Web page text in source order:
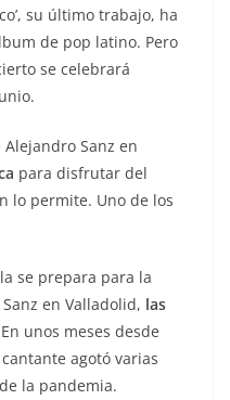
su último trabajo, ha
de pop latino. Pero
se celebrará
Sanz en
para disfrutar del
lo permite. Uno de los
se prepara para la
en Valladolid, las
unos meses desde
agotó varias
la pandemia.